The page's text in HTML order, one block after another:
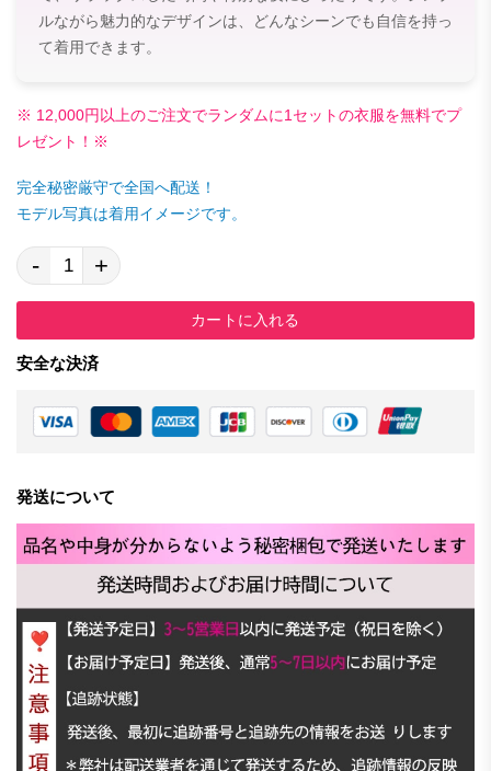
ルながら魅力的なデザインは、どんなシーンでも自信を持っ
て着用できます。
※ 12,000円以上のご注文でランダムに1セットの衣服を無料でプ
レゼント！※
完全秘密厳守で全国へ配送！
モデル写真は着用イメージです。
- +
カートに入れる
安全な決済
発送について